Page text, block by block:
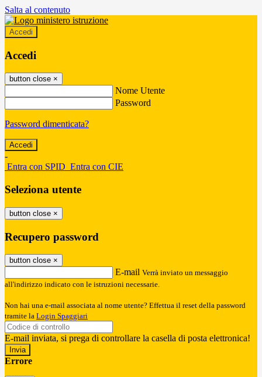
Salta al contenuto
Accedi
Accedi
button close ×
Nome Utente
Password
Password dimenticata?
-
Entra con SPID Entra con CIE
Seleziona utente
button close ×
Recupero password
button close ×
E-mail Verrà inviato un messaggio
all'indirizzo indicato con le istruzioni necessarie.
Non hai una e-mail associata al nome utente? Effettua il reset della password
tramite la Login Spaggiari
E-mail inviata, si prega di controllare la casella di posta elettronica!
Errore